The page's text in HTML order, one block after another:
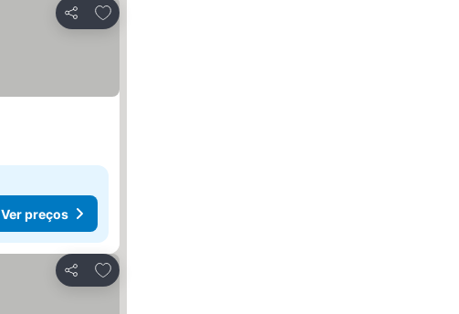
Partilhar
Adicionar aos favoritos
Ver preços
Partilhar
Adicionar aos favoritos